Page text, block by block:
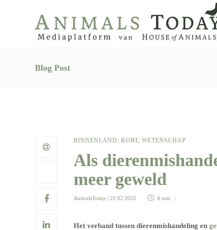
Blog Post
BINNENLAND, KORT, WETENSCHAP
Als
meer geweld
AnimalsToday | 21 02 2025 6 min
Het verband tussen dierenmishandeling en